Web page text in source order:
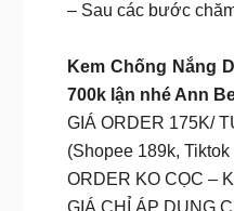
– Sau các bước
Kem Chống Nắng
700k lận nhé Ann
GIÁ ORDER 175K/
(Shopee 189k,
ORDER KO CỌC –
GIÁ CHỈ ÁP DỤNG